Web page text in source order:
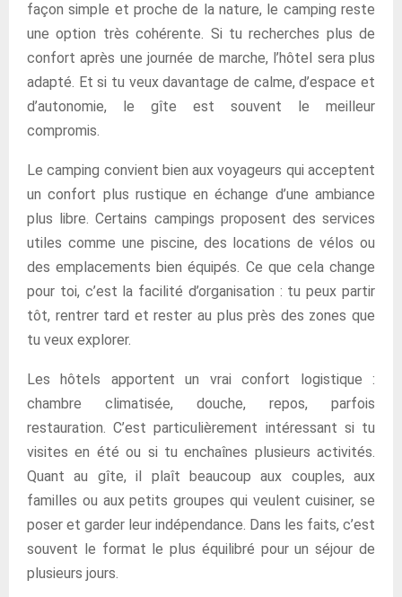
façon simple et proche de la nature, le camping reste
une option très cohérente. Si tu recherches plus de
confort après une journée de marche, l’hôtel sera plus
adapté. Et si tu veux davantage de calme, d’espace et
d’autonomie, le gîte est souvent le meilleur
compromis.
Le camping convient bien aux voyageurs qui acceptent
un confort plus rustique en échange d’une ambiance
plus libre. Certains campings proposent des services
utiles comme une piscine, des locations de vélos ou
des emplacements bien équipés. Ce que cela change
pour toi, c’est la facilité d’organisation : tu peux partir
tôt, rentrer tard et rester au plus près des zones que
tu veux explorer.
Les hôtels apportent un vrai confort logistique :
chambre climatisée, douche, repos, parfois
restauration. C’est particulièrement intéressant si tu
visites en été ou si tu enchaînes plusieurs activités.
Quant au gîte, il plaît beaucoup aux couples, aux
familles ou aux petits groupes qui veulent cuisiner, se
poser et garder leur indépendance. Dans les faits, c’est
souvent le format le plus équilibré pour un séjour de
plusieurs jours.